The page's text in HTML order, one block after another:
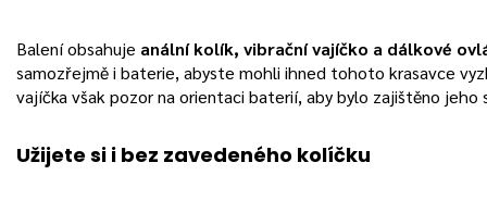
Balení obsahuje anální kolík, vibrační vajíčko a dálkové
samozřejmě i baterie, abyste mohli ihned tohoto krasavce
vajíčka však pozor na orientaci baterií, aby bylo zajištěno jeho
Užijete si i bez zavedeného kolíčku